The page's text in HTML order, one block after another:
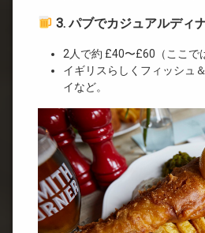
3. パブでカジュアルディ
2人で約 £40〜£60（ここで
イギリスらしくフィッシュ
イなど。